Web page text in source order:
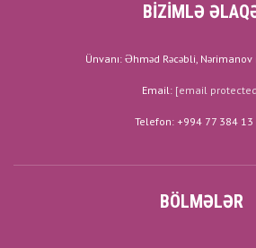
BİZİMLƏ
Ünvanı: Əhməd Rəcəbli, Nərimanov
Email: [email
Telefon: +994 77 384 13
BÖLMƏLƏR